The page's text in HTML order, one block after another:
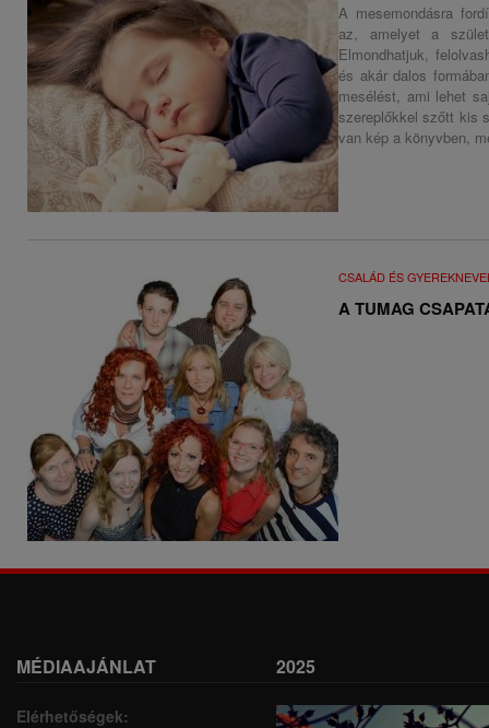
A mesemondásra
az, amelyet a
Elmondhatjuk,
és akár dalos
mesélést, ami lehet
szereplőkkel szőtt kis
van kép a könyvben,
CSALÁD ÉS
A TUMAG
MÉDIAAJÁNLAT
Elérhetőségek:
2025